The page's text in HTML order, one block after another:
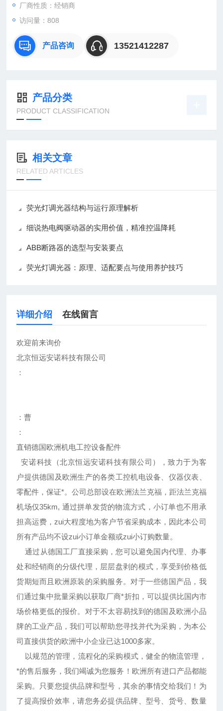
：
直销德国欧洲机电工控设备配件
国及欧洲生产的各类工控机电设备、仪器仪表、零配件，保证*。
公司总部
厂商性质：经销商
访问量：808
产品咨询 13521412287
产品分类
PRODUCT CLASSIFICATION
相关文章
RELATED ARTICLES
荧光灯调光器结构与运行原理解析
细说热电阀驱动器的实用价值，精准控温降耗
ABB断路器的选型与安装要点
荧光灯调光器：原理、适配要点与使用养护技巧
详细介绍 在线留言
欢迎前来询价
北京恒远安诺科技有限公司
：
：曹
：
直销德国欧洲机电工控设备配件
安诺科技（北京恒远安诺科技有限公司），致力于为客
户提供德国及欧洲生产的各类工控机电设备、仪器仪表、
零配件，保证*。公司总部设在欧洲法兰克福，距法兰克福
机场仅35km, 通过拼单发货的物流方式，小订单也不用承
担高运费，zui大程度地为客户节省采购成本，因此本公司
所有产品均不设zui小订单金额或zui小订购数量。
通过从德国工厂直接采购，您可以避免国内代理、办事
处和经销商的分级代理，层层盘剥的模式，享受到价格低
货期短而且欧洲原装的采购服务。对于一些德国产品，我
们通过集中批量采购以获取厂商*折扣，可以提供比国内市
场价格更低的报价。对于不太容易找到的德国及欧洲小品
牌的工业产品，我们可以帮助您寻找并代为采购，为本公
司直接供货的欧洲中小企业已达1000多家。
以规范的管理，流程化的采购模式，健全的物流管理，
*的售后服务，我们竭诚为您服务！欧洲所有进口产品都能
采购。只要您提供品牌和型号，其余的事情交给我们！为
了提高报价效率，请您务必提供品牌、型号、货号、数量